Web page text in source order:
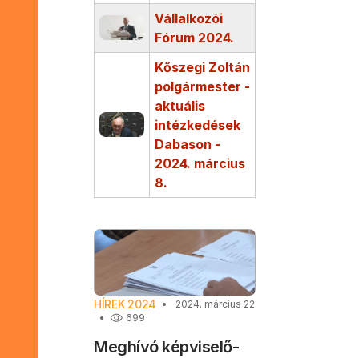
Vállalkozói
Fórum 2024.
Kőszegi Zoltán
polgármester -
aktuális
intézkedések
Dabason -
2024. március
8.
HÍREK 2024
2024. március 22
699
Meghívó képviselő-